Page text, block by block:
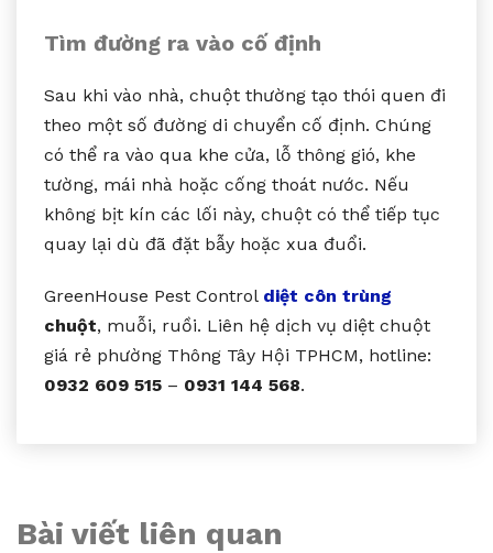
Tìm đường ra vào cố định
Sau khi vào nhà, chuột thường tạo thói quen đi
theo một số đường di chuyển cố định. Chúng
có thể ra vào qua khe cửa, lỗ thông gió, khe
tường, mái nhà hoặc cống thoát nước. Nếu
không bịt kín các lối này, chuột có thể tiếp tục
quay lại dù đã đặt bẫy hoặc xua đuổi.
GreenHouse Pest Control diệt côn trùng
chuột, muỗi, ruồi. Liên hệ dịch vụ diệt chuột
giá rẻ phường Thông Tây Hội TPHCM, hotline:
0932 609 515 – 0931 144 568.
Bài viết liên quan